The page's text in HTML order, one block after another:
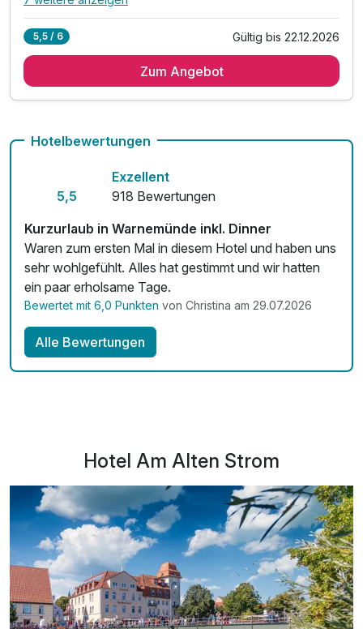
Alle Inklusivleistungen
7 x reichhaltiges Frühstück vom Buffet
1 x Hafenrundfahrt mit Käppn Brass
1 x Rückenmassage
1 x Flasche Wasser bei Anreise
inkl. Leihbademantel und Sauna-Handtuch
5,5 / 6 Gültig bis 22.12.2026
Zum Angebot
Hotelbewertungen
5,5
Exzellent
918 Bewertungen
Kurzurlaub in Warnemünde inkl. Dinner
Waren zum ersten Mal in diesem Hotel und haben uns
sehr wohlgefühlt. Alles hat gestimmt und wir hatten
ein paar erholsame Tage.
Bewertet mit 6,0 Punkten von Christina am 29.07.2026
Alle Bewertungen
Hotel Am Alten Strom